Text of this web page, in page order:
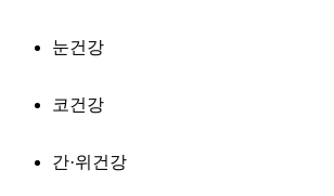
눈건강
코건강
간·위건강